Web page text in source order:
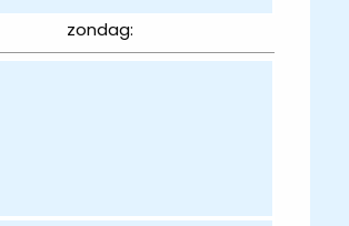
zondag: